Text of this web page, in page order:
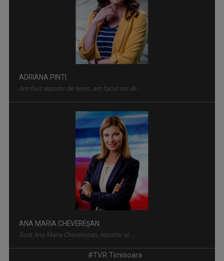
TELEJURNAL REGIONAL TVR TIMIȘOARA
Ești conectat la știrile din vestul țării ...
TABLETA DE SĂNĂTATE
Teme medicale de interes și invitați ...
ADRIANA PINTI
Am fost reporter de teren, am facut mii de ...
ANA MARIA CHEVEREȘAN
Sunt Ana Maria Chevereșan, reporter și ...
#TVR Timisoara